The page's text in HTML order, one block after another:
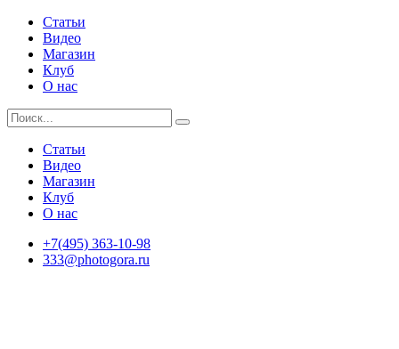
Статьи
Видео
Магазин
Клуб
О нас
Статьи
Видео
Магазин
Клуб
О нас
+7(495) 363-10-98
333@photogora.ru